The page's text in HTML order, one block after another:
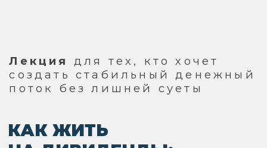
КАК ЖИТЬ
ИНВЕСТИРУЕМ В АКЦИИ
С ПАССИВНЫМ ДОХОДОМ
поток без лишней суеты